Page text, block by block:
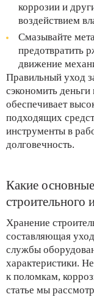
коррозии и
воздействием
Смазывайте
предотвратить
движение
Правильный уход
сэкономить
обеспечивает
подходящих
инструменты в
долговечность.
Какие
строительного
Хранение
составляющая
службы
характеристики.
к поломкам,
статье мы